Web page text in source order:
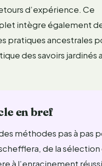
d’expérience. Ce
intègre également
pratiques ancestrales
des savoirs jardinés
en bref
méthodes pas à pas
de la sélection
à l’enracinement